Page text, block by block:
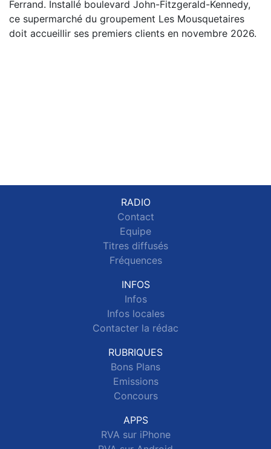
Ferrand. Installé boulevard John-Fitzgerald-Kennedy,
ce supermarché du groupement Les Mousquetaires
doit accueillir ses premiers clients en novembre 2026.
RADIO
Contact
Equipe
Titres diffusés
Fréquences
INFOS
Infos
Infos locales
Contacter la rédac
RUBRIQUES
Bons Plans
Emissions
Concours
APPS
RVA sur iPhone